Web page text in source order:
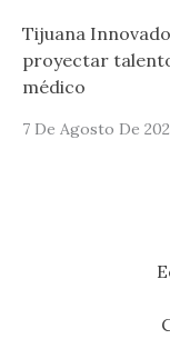
Tijuana
proyectar
médico
7 De Agosto De